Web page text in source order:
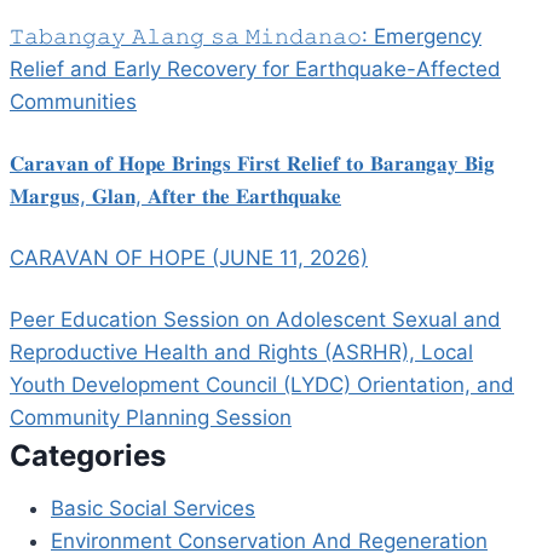
𝚃𝚊𝚋𝚊𝚗𝚐𝚊𝚢 𝙰𝚕𝚊𝚗𝚐 𝚜𝚊 𝙼𝚒𝚗𝚍𝚊𝚗𝚊𝚘: Emergency
Relief and Early Recovery for Earthquake-Affected
Communities
𝐂𝐚𝐫𝐚𝐯𝐚𝐧 𝐨𝐟 𝐇𝐨𝐩𝐞 𝐁𝐫𝐢𝐧𝐠𝐬 𝐅𝐢𝐫𝐬𝐭 𝐑𝐞𝐥𝐢𝐞𝐟 𝐭𝐨 𝐁𝐚𝐫𝐚𝐧𝐠𝐚𝐲 𝐁𝐢𝐠
𝐌𝐚𝐫𝐠𝐮𝐬, 𝐆𝐥𝐚𝐧, 𝐀𝐟𝐭𝐞𝐫 𝐭𝐡𝐞 𝐄𝐚𝐫𝐭𝐡𝐪𝐮𝐚𝐤𝐞
CARAVAN OF HOPE (JUNE 11, 2026)
Peer Education Session on Adolescent Sexual and
Reproductive Health and Rights (ASRHR), Local
Youth Development Council (LYDC) Orientation, and
Community Planning Session
Categories
Basic Social Services
Environment Conservation And Regeneration